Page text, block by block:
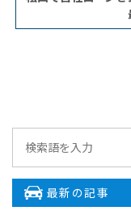
最新の記事